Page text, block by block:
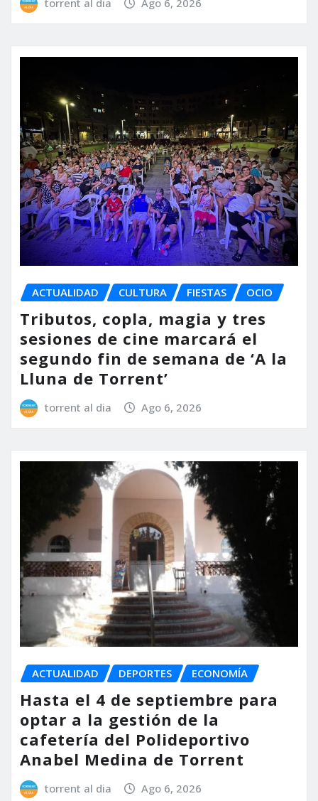
torrent al dia Ago 6, 2026
ACTUALIDAD CULTURA FIESTAS OCIO
Tributos, copla, magia y tres
sesiones de cine marcará el
segundo fin de semana de ‘A la
Lluna de Torrent’
torrent al dia Ago 6, 2026
ACTUALIDAD DEPORTES ECONOMÍA
Hasta el 4 de septiembre para
optar a la gestión de la
cafetería del Polideportivo
Anabel Medina de Torrent
torrent al dia Ago 6, 2026